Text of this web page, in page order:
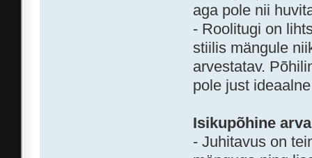
aga pole nii
- Roolitugi on
stiilis mängule
arvestatav.
pole just
Isikupõhine
- Juhitavus on